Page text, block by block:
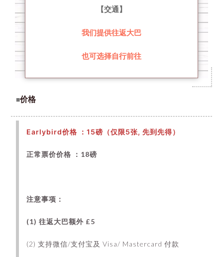
【交通】
我们提供往返大巴
也可选择自行前往
■价格
Earlybird价格 ：15磅（仅限5张, 先到先得）
正常票价价格 ： 18磅
注意事项：
(1)往返大巴额外 £5
(2) 支持微信/支付宝及 Visa/ Mastercard 付款